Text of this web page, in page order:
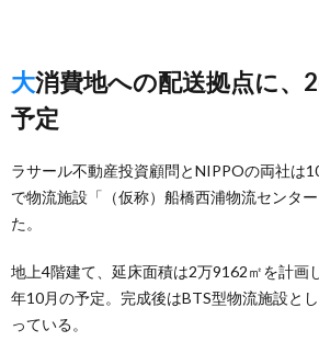
大消費地への配送拠点に、26年10月竣工
予定
ラサール不動産投資顧問とNIPPOの両社は
で物流施設「（仮称）船橋西浦物流センタ
た。
地上4階建て、延床面積は2万9162㎡を計画
年10月の予定。完成後はBTS型物流施設と
っている。